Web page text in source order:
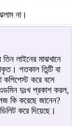
না।
লাইনের মাঝখানে
গতকাল তিন্টি বা
কপিপেস্ট করে বসে
দুঃখ প্রকাশ করল,
কি করেছে জানেন?
করে দিয়েছে।